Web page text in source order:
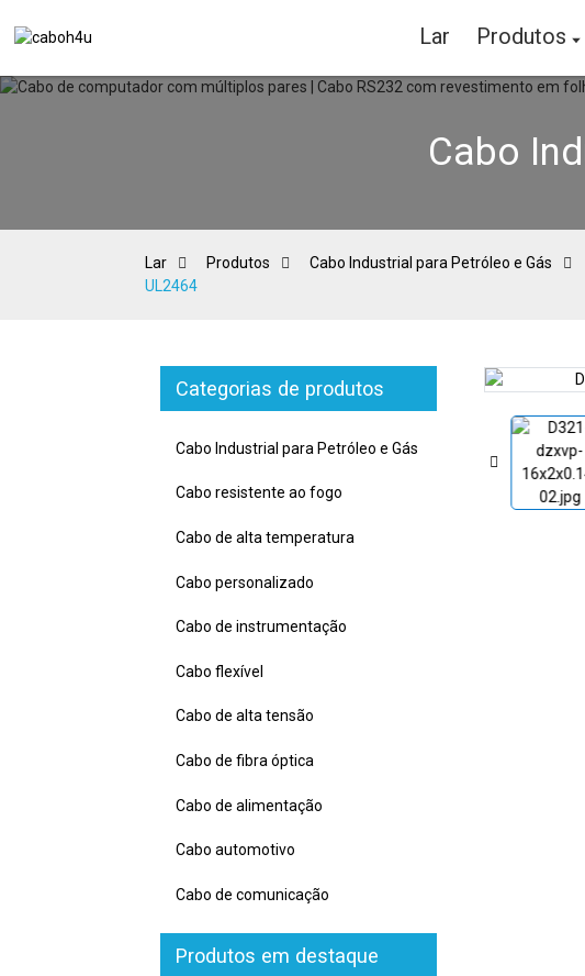
Lar Produtos
Cabo
Lar Produtos Cabo Industrial para Petróleo e Gás
UL2464
Categorias de produtos
Cabo Industrial para Petróleo e Gás
Cabo resistente ao fogo
Cabo de alta temperatura
Cabo personalizado
Cabo de instrumentação
Cabo flexível
Cabo de alta tensão
Cabo de fibra óptica
Cabo de alimentação
Cabo automotivo
Cabo de comunicação
Produtos em destaque
Loading...
Loading...